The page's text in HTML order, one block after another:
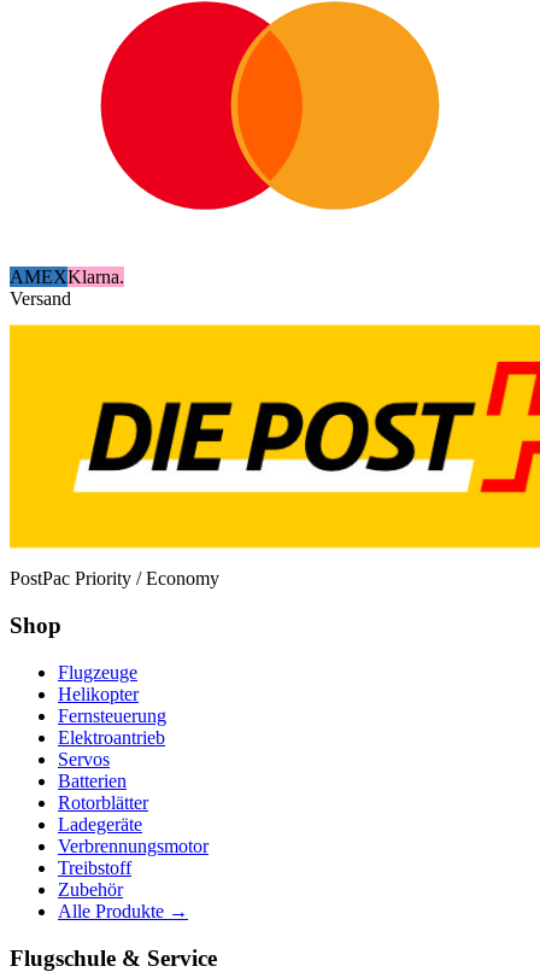
AMEXKlarna.
Versand
PostPac Priority / Economy
Shop
Flugzeuge
Helikopter
Fernsteuerung
Elektroantrieb
Servos
Batterien
Rotorblätter
Ladegeräte
Verbrennungsmotor
Treibstoff
Zubehör
Alle Produkte →
Flugschule & Service